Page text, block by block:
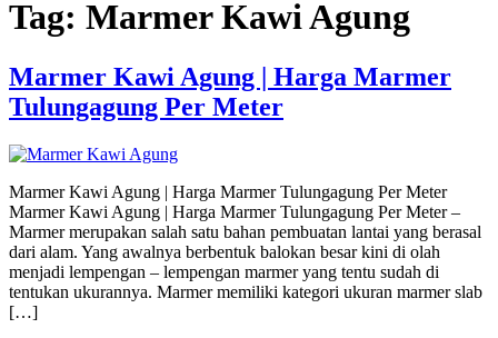
Tag: Marmer Kawi Agung
Marmer Kawi Agung | Harga Marmer
Tulungagung Per Meter
Marmer Kawi Agung | Harga Marmer Tulungagung Per Meter
Marmer Kawi Agung | Harga Marmer Tulungagung Per Meter –
Marmer merupakan salah satu bahan pembuatan lantai yang berasal
dari alam. Yang awalnya berbentuk balokan besar kini di olah
menjadi lempengan – lempengan marmer yang tentu sudah di
tentukan ukurannya. Marmer memiliki kategori ukuran marmer slab
[…]